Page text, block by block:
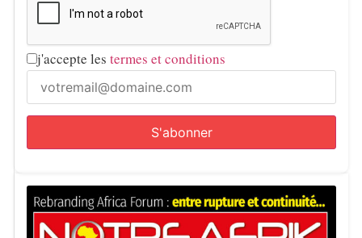
j'accepte les termes et conditions